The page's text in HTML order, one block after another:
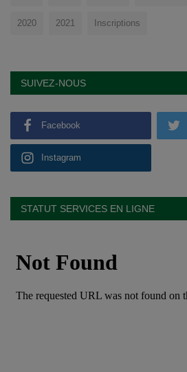
2020 2021 Inscriptions
SUIVEZ-NOUS
Facebook
Instagram
STATUT SERVICES EN LIGNE